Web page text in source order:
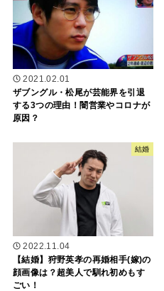
2021.02.01
ザブングル・松尾が芸能界を引退
する3つの理由！闇営業やコロナが
原因？
結婚
2022.11.04
【結婚】狩野英孝の再婚相手(嫁)の
顔画像は？超美人で馴れ初めもす
ごい！